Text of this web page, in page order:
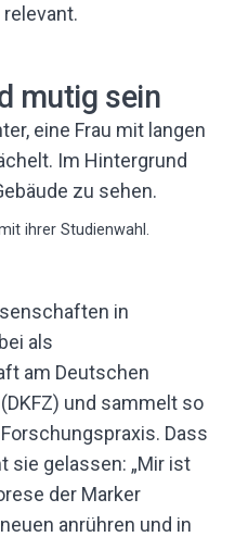
mutig sein
ihrer Studienwahl.
in
als
am Deutschen
und sammelt so
Dass
sie gelassen: „Mir ist
der Marker
anrühren und in